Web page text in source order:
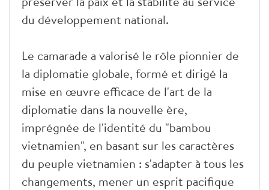
du développement national.
Le camarade a valorisé le rôle pionnier de
la diplomatie globale, formé et dirigé la
mise en œuvre efficace de l'art de la
diplomatie dans la nouvelle ère,
imprégnée de l'identité du "bambou
vietnamien", en basant sur les caractères
du peuple vietnamien : s'adapter à tous les
changements, mener un esprit pacifique